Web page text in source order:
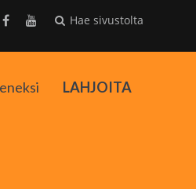
Hae sivustolta
LAHJOITA